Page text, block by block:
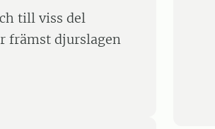
till viss del
främst djurslagen